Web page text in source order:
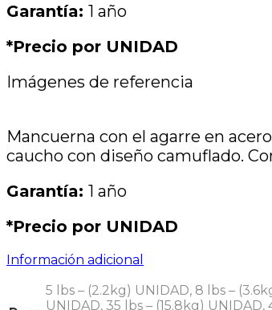
Garantía: 1 año
*Precio por UNIDAD
Imágenes de referencia
Mancuerna con el agarre en
caucho con diseño camuflado.
Garantía: 1 año
*Precio por UNIDAD
Información adicional
5 lbs – (2.2kg) UNIDAD, 8 lbs –
UNIDAD, 35 lbs – (15.8kg)